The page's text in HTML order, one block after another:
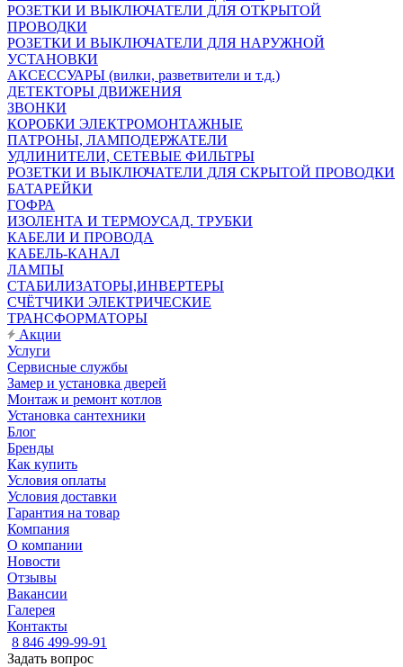
РОЗЕТКИ И ВЫКЛЮЧАТЕЛИ ДЛЯ ОТКРЫТОЙ
ПРОВОДКИ
РОЗЕТКИ И ВЫКЛЮЧАТЕЛИ ДЛЯ НАРУЖНОЙ
УСТАНОВКИ
АКСЕССУАРЫ (вилки, разветвители и т.д.)
ДЕТЕКТОРЫ ДВИЖЕНИЯ
ЗВОНКИ
КОРОБКИ ЭЛЕКТРОМОНТАЖНЫЕ
ПАТРОНЫ, ЛАМПОДЕРЖАТЕЛИ
УДЛИНИТЕЛИ, СЕТЕВЫЕ ФИЛЬТРЫ
РОЗЕТКИ И ВЫКЛЮЧАТЕЛИ ДЛЯ СКРЫТОЙ ПРОВОДКИ
БАТАРЕЙКИ
ГОФРА
ИЗОЛЕНТА И ТЕРМОУСАД. ТРУБКИ
КАБЕЛИ И ПРОВОДА
КАБЕЛЬ-КАНАЛ
ЛАМПЫ
СТАБИЛИЗАТОРЫ,ИНВЕРТЕРЫ
СЧЁТЧИКИ ЭЛЕКТРИЧЕСКИЕ
ТРАНСФОРМАТОРЫ
Акции
Услуги
Сервисные службы
Замер и установка дверей
Монтаж и ремонт котлов
Установка сантехники
Блог
Бренды
Как купить
Условия оплаты
Условия доставки
Гарантия на товар
Компания
О компании
Новости
Отзывы
Вакансии
Галерея
Контакты
8 846 499-99-91
Задать вопрос